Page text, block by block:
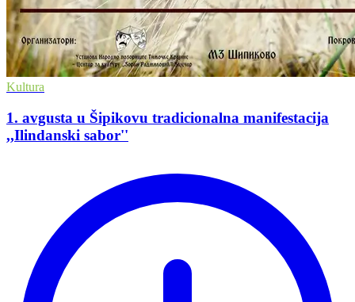
Kultura
1. avgusta u Šipikovu tradicionalna manifestacija
,,Ilindanski sabor''